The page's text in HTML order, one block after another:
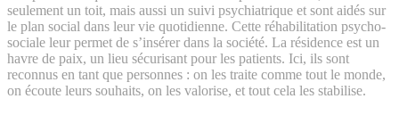
seulement un toit, mais aussi un suivi psychiatrique et sont aidés sur
le plan social dans leur vie quotidienne. Cette réhabilitation psycho-
sociale leur permet de s’insérer dans la société. La résidence est un
havre de paix, un lieu sécurisant pour les patients. Ici, ils sont
reconnus en tant que personnes : on les traite comme tout le monde,
on écoute leurs souhaits, on les valorise, et tout cela les stabilise.